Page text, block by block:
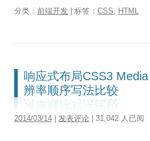
分类： 前端开发 | 标签： CSS HTML
响应式布局CSS3
辨率顺序写法比较
2014/03/14 发表评论 | 31,042 人已阅